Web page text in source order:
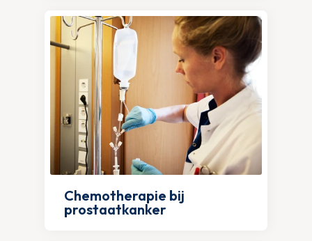
Chemotherapie bij
prostaatkanker